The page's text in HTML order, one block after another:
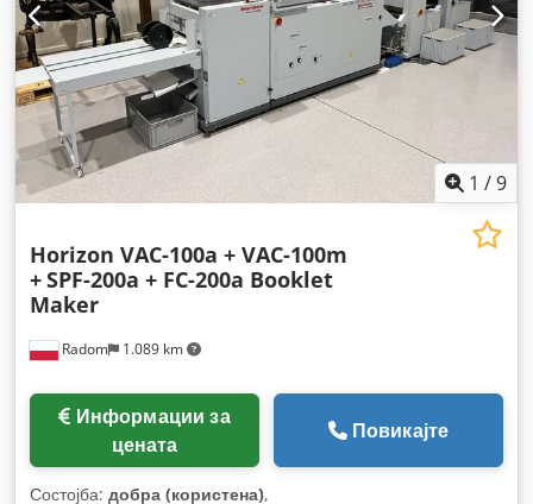
1 /9
Radom 1.089 km
Horizon VAC-100a + VAC-100m
+SPF-200a + FC-200a Booklet
Maker
цената
Повикајте
Состојба: добра (користена),